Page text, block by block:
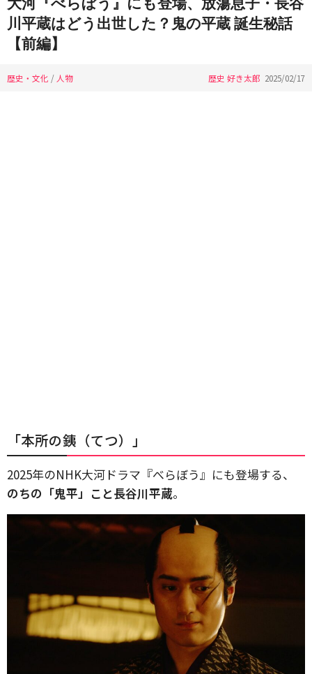
川平蔵はどう出世した？鬼の平蔵 誕生秘話
【前編】
歴史・文化 / 人物 歴史 好き太郎 2025/02/17
「本所の銕（てつ）」
2025年のNHK大河ドラマ『べらぼう』にも登場する、
のちの「鬼平」こと長谷川平蔵。